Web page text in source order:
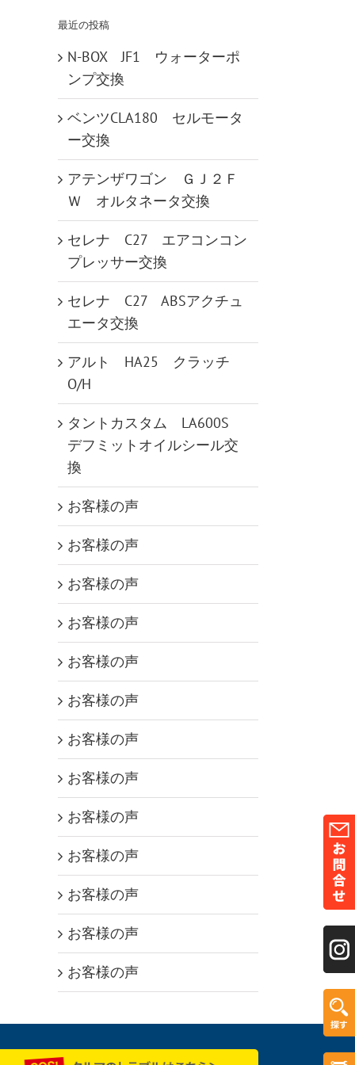
最近の投稿
N-BOX JF1 ウォーターポ
ンプ交換
ベンツCLA180 セルモータ
ー交換
アテンザワゴン ＧＪ２Ｆ
Ｗ オルタネータ交換
セレナ C27 エアコンコン
プレッサー交換
セレナ C27 ABSアクチュ
エータ交換
アルト HA25 クラッチ
O/H
タントカスタム LA600S
デフミットオイルシール交
換
お客様の声
お客様の声
お客様の声
お客様の声
お客様の声
お客様の声
お客様の声
お客様の声
お客様の声
お客様の声
お客様の声
お客様の声
お客様の声